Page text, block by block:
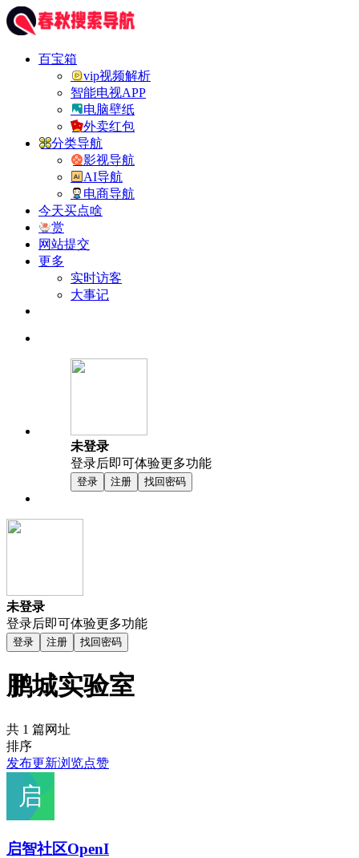
百宝箱
vip视频解析
智能电视APP
电脑壁纸
外卖红包
分类导航
影视导航
AI导航
电商导航
今天买点啥
赏
网站提交
更多
实时访客
大事记
未登录
登录后即可体验更多功能
登录 注册 找回密码
未登录
登录后即可体验更多功能
登录 注册 找回密码
鹏城实验室
共 1 篇网址
排序
发布更新浏览点赞
启智社区OpenI